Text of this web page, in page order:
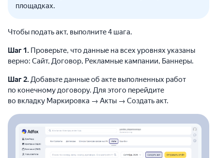
площадках.
Чтобы подать акт, выполните 4 шага.
Шаг 1. Проверьте, что данные на всех уровнях указаны
верно: Сайт, Договор, Рекламные кампании, Баннеры.
Шаг 2.Добавьте данные об акте выполненных работ
по конечному договору. Для этого перейдите
во вкладку Маркировка → Акты → Создать акт.